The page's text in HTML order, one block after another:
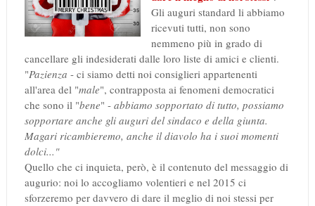
Gli auguri standard li abbiamo
ricevuti tutti, non sono
nemmeno più in grado di
cancellare gli indesiderati dalle loro liste di amici e clienti.
"Pazienza - ci siamo detti noi consiglieri appartenenti
all'area del "male", contrapposta ai fenomeni democratici
che sono il "bene" - abbiamo sopportato di tutto, possiamo
sopportare anche gli auguri del sindaco e della giunta.
Magari ricambieremo, anche il diavolo ha i suoi momenti
dolci..."
Quello che ci inquieta, però, è il contenuto del messaggio di
augurio: noi lo accogliamo volentieri e nel 2015 ci
sforzeremo per davvero di dare il meglio di noi stessi per